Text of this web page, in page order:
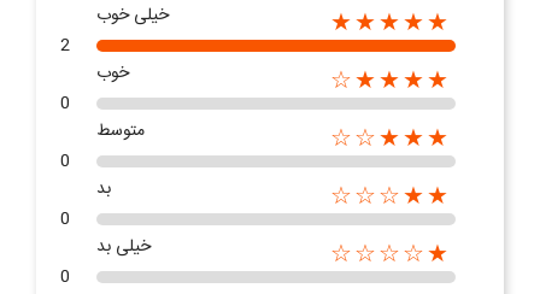
★★★★★
خیلی خوب
2
★★★★☆
خوب
0
★★★☆☆
متوسط
0
★★☆☆☆
بد
0
★☆☆☆☆
خیلی بد
0